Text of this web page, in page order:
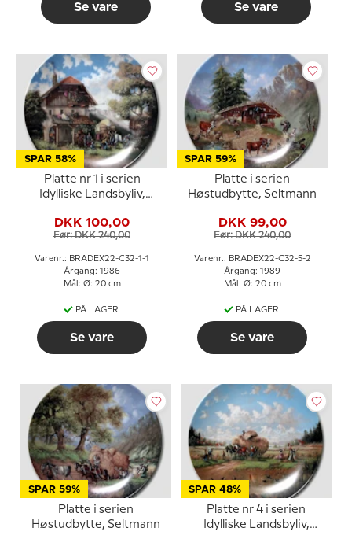
Se vare Se vare
SPAR 58%
Platte nr 1 i serien
Idylliske Landsbyliv,
DKK 100,00
Før: DKK 240,00
Varenr.: BRADEX22-C32-1-1
Årgang: 1986
Mål: Ø: 20 cm
PÅ LAGER
Se vare
SPAR 59%
Platte i serien
Høstudbytte, Seltmann
DKK 99,00
Før: DKK 240,00
Varenr.: BRADEX22-C32-5-2
Årgang: 1989
Mål: Ø: 20 cm
PÅ LAGER
Se vare
SPAR 59%
Platte i serien
Høstudbytte, Seltmann
SPAR 48%
Platte nr 4 i serien
Idylliske Landsbyliv,